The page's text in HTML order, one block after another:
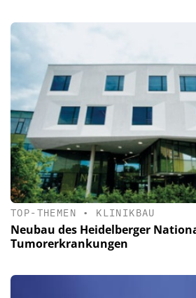
TOP-THEMEN • KLINIKBAU
Neubau des Heidelberger
Tumorerkrankungen